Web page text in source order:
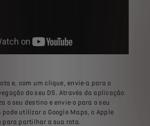
e, com um clique, envie-a para o
do seu DS. Através da aplicação
o seu destino e envie-o para o seu
pode utilizar o Google Maps, o Apple
para partilhar a sua rota.